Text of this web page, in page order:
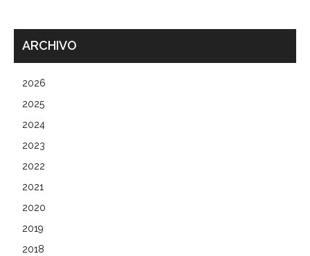
ARCHIVO
2026
2025
2024
2023
2022
2021
2020
2019
2018